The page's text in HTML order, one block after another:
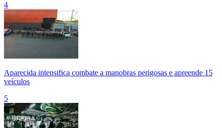
4
Aparecida intensifica combate a manobras perigosas e apreende 15
veículos
5